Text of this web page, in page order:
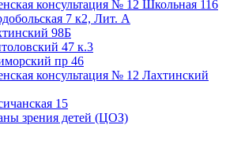
консультация № 12 Школьная 116
7 к2, Лит. А
98Б
47 к.3
пр 46
консультация № 12 Лахтинский
15
зрения детей (ЦОЗ)